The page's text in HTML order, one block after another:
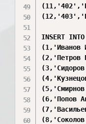
INSERT
(1,'Иванов
(2,'Петров
(6,'Попов